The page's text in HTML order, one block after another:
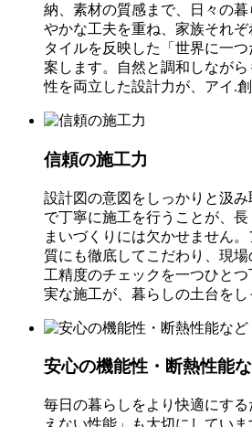
納、素材の質感まで、日々の
やかな工夫を重ね、家族それ
タイルを反映した「世界に一
案します。自然と調和しなが
性を両立した設計力が、アイ.
信頼の施工力
設計図の意図をしっかりと汲
で丁寧に施工を行うことが、
まいづくりには欠かせません
質にも徹底してこだわり、現
工精度のチェックを一つひと
実な施工が、暮らしの土台をし
安心の機能性・断熱性能
毎日の暮らしをより快適にす
えない性能」も大切にしてい